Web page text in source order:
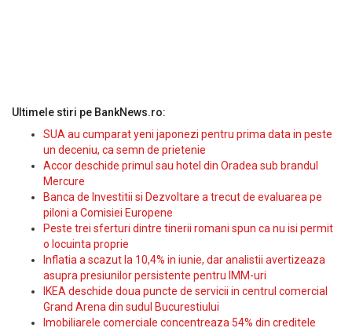
Ultimele stiri pe BankNews.ro:
SUA au cumparat yeni japonezi pentru prima data in peste
un deceniu, ca semn de prietenie
Accor deschide primul sau hotel din Oradea sub brandul
Mercure
Banca de Investitii si Dezvoltare a trecut de evaluarea pe
piloni a Comisiei Europene
Peste trei sferturi dintre tinerii romani spun ca nu isi permit
o locuinta proprie
Inflatia a scazut la 10,4% in iunie, dar analistii avertizeaza
asupra presiunilor persistente pentru IMM-uri
IKEA deschide doua puncte de servicii in centrul comercial
Grand Arena din sudul Bucurestiului
Imobiliarele comerciale concentreaza 54% din creditele